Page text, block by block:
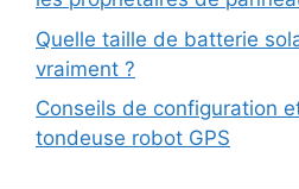
Quelle taille de batterie
vraiment ?
Conseils de configuration
tondeuse robot GPS